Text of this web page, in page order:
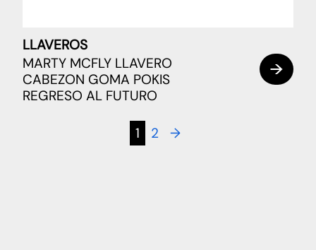
LLAVEROS
MARTY MCFLY LLAVERO
CABEZON GOMA POKIS
REGRESO AL FUTURO
1 2 →